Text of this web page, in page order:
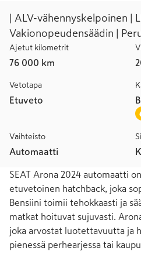
| ALV-vähennyskelpoinen |
Vakionopeudensäädin |
Ajetut kilometrit
76 000 km
Vetotapa
Etuveto
Vaihteisto
Automaatti
SEAT Arona 2024 automaatti
etuvetoinen hatchback, joka
Bensiini toimii tehokkaasti ja
matkat hoituvat sujuvasti.
joka arvostat luotettavuutta ja
pienessä perhearjessa tai